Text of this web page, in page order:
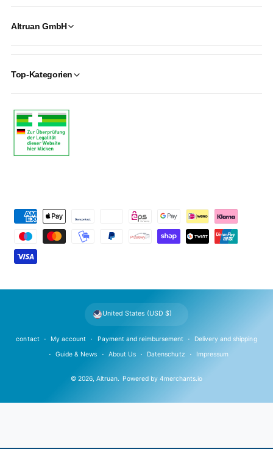
Altruan GmbH
Top-Kategorien
m
n
© 2026,Altruan. Powered by 4merchants.io
contact My account Payment and reimbursement Delivery and shipping
Guide & News About Us Datenschutz Impressum
United States (USD $)